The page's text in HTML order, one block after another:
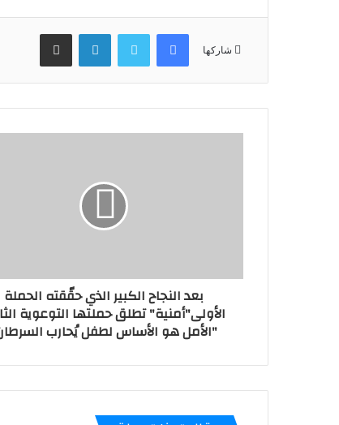
شاركها
فيسبوك تويتر لينكدإن مشاركة عبر البريد
بعد النجاح الكبير الذي حقّقته الحملة
الأولى"أمنية" تطلق حملتها التوعوية
"الأمل هو الأساس لطفل يُحارب